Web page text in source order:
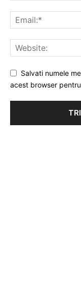
Salvati numele
acest browser